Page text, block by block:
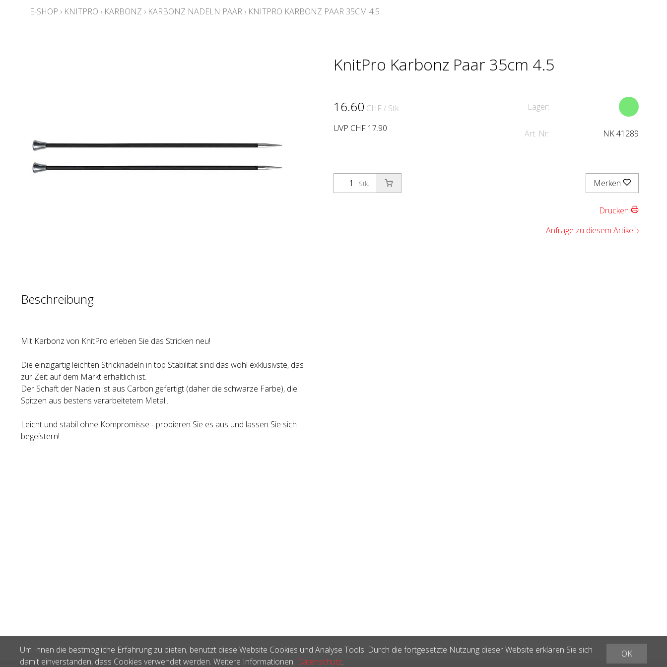
E-SHOP › KNITPRO › KARBONZ › KARBONZ NADELN PAAR › KNITPRO KARBONZ PAAR 35CM 4.5
KnitPro Karbonz Paar 35cm 4.5
16.60 CHF / Stk.
UVP CHF 17.90
Lager:
Art. Nr: NK 41289
Stk. Merken
Drucken
Anfrage zu diesem Artikel ›
Beschreibung
Mit Karbonz von KnitPro erleben Sie das Stricken neu!
Die einzigartig leichten Stricknadeln in top Stabilität sind das wohl exklusivste, das
zur Zeit auf dem Markt erhältlich ist.
Der Schaft der Nadeln ist aus Carbon gefertigt (daher die schwarze Farbe), die
Spitzen aus bestens verarbeitetem Metall.
Leicht und stabil ohne Kompromisse - probieren Sie es aus und lassen Sie sich
begeistern!
OK
Um Ihnen die bestmögliche Erfahrung zu bieten, benutzt diese Website Cookies und Analyse Tools. Durch die fortgesetzte Nutzung dieser Website erklären Sie sich
damit einverstanden, dass Cookies verwendet werden. Weitere Informationen: Datenschutz.